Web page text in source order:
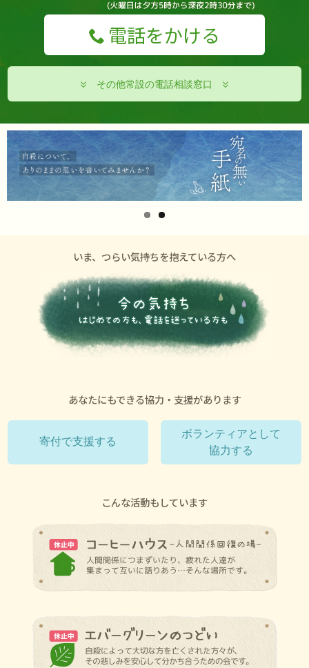
電話をかける
その他常設の電話相談窓口
いま、つらい気持ちを抱えている方へ
あなたにもできる協力・支援があります
寄付で支援する
ボランティアとして
協力する
こんな活動もしています